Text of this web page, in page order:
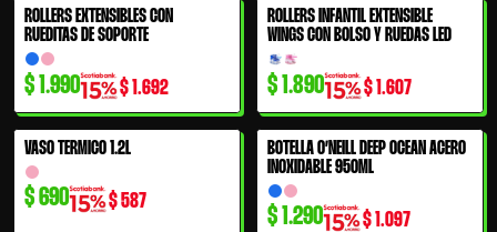
ROLLERS EXTENSIBLES CON
RUEDITAS DE SOPORTE
$ 1.990 $1.692
ROLLERS INFANTIL EXTENSIBLE
WINGS CON BOLSO Y RUEDAS LED
$1.890 $1.607
VASO TERMICO 1.2L
$690 $587
BOTELLA O’NEILL DEEP OCEAN ACERO
INOXIDABLE 950ML
$1.290 $1.097